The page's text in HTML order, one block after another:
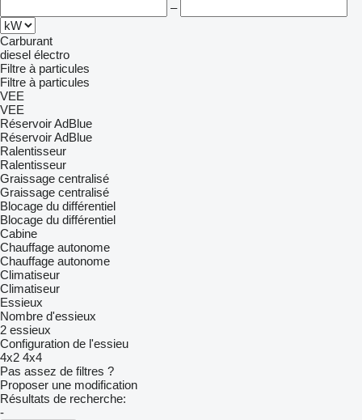
–
Carburant
diesel électro
Filtre à particules
Filtre à particules
VEE
VEE
Réservoir AdBlue
Réservoir AdBlue
Ralentisseur
Ralentisseur
Graissage centralisé
Graissage centralisé
Blocage du différentiel
Blocage du différentiel
Cabine
Chauffage autonome
Chauffage autonome
Climatiseur
Climatiseur
Essieux
Nombre d'essieux
2 essieux
Configuration de l'essieu
4x2 4x4
Pas assez de filtres ?
Proposer une modification
Résultats de recherche:
-